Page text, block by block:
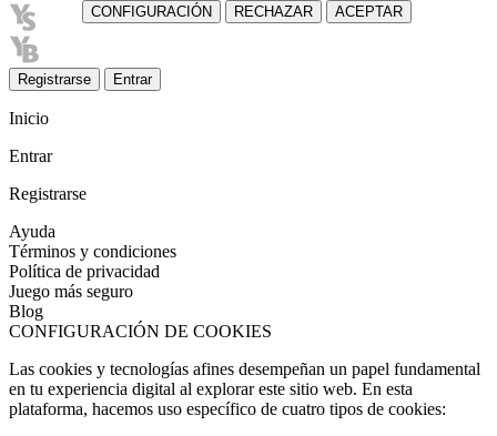
Registrarse Entrar
Inicio
Entrar
Registrarse
Ayuda
Términos y condiciones
Política de privacidad
Juego más seguro
Blog
CONFIGURACIÓN DE COOKIES
Las cookies y tecnologías afines desempeñan un papel fundamental
en tu experiencia digital al explorar este sitio web. En esta
plataforma, hacemos uso específico de cuatro tipos de cookies:
CONFIGURACIÓN RECHAZAR ACEPTAR